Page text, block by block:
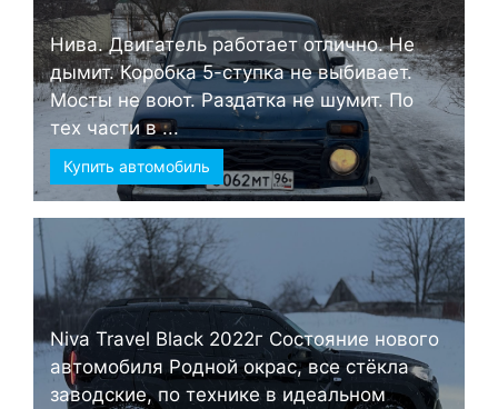
Нива. Двигатель работает отлично. Не
дымит. Коробка 5-ступка не выбивает.
Мосты не воют. Раздатка не шумит. По
тех части в ...
Купить автомобиль
Niva Travel Black 2022г Состояние нового
автомобиля Родной окрас, все стёкла
заводские, по технике в идеальном